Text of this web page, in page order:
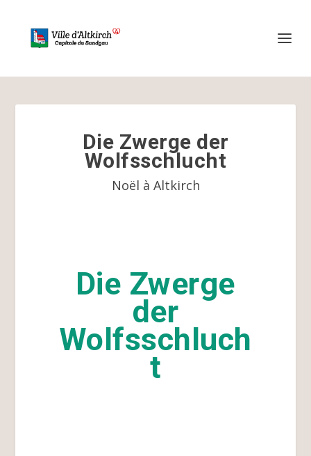
Die Zwerge der
Wolfsschlucht
Noël à Altkirch
Die Zwerge
der
Wolfsschluch
t